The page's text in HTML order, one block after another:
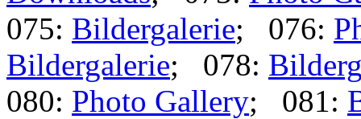
075: Bildergalerie; 076:
Bildergalerie; 078:
080: Photo Gallery; 081: